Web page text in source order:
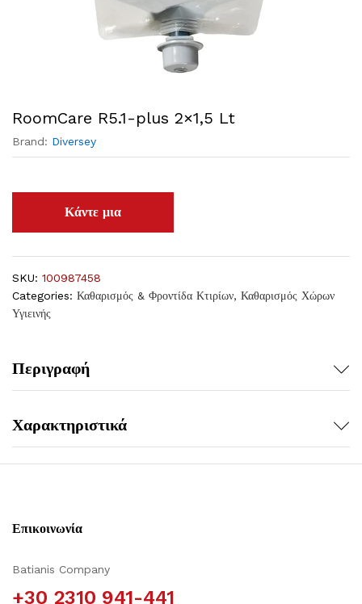
RoomCare R5.1-plus 2×1,5 Lt
Brand: Diversey
SKU: 100987458
Categories: Καθαρισμός & Φροντίδα Κτιρίων, Καθαρισμός Χώρων
Υγιεινής
Περιγραφή
Χαρακτηριστικά
Επικοινωνία
Batianis Company
+30 2310 941-441